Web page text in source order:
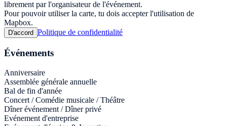
librement par l'organisateur de l'événement.
Pour pouvoir utiliser la carte, tu dois accepter l'utilisation de
Mapbox.
D'accord Politique de confidentialité
Événements
Anniversaire
Assemblée générale annuelle
Bal de fin d'année
Concert / Comédie musicale / Théâtre
Dîner événement / Dîner privé
Evénement d'entreprise